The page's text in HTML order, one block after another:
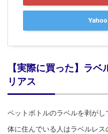
【実際に買った】ラ
リアス
ペットボトルのラベルを剥が
体に住んでいる人はラベルレ